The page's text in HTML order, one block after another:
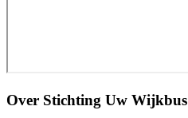
Over Stichting Uw Wijkbus